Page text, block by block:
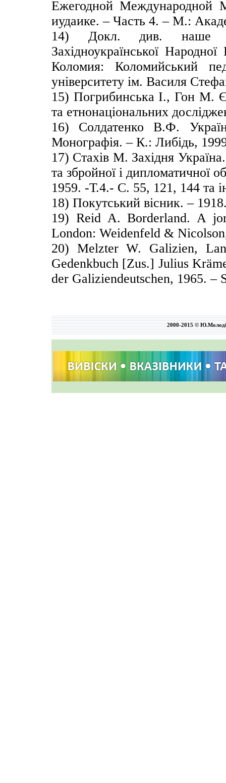
Ежегодной Международной
иудаике. – Часть 4. – М.:
14) Докл. див. наше
Західноукраїнської
Коломия: Коломийський
університету ім. Василя
15) Погрибинська І., Гон М.
та етнонаціональних
16) Солдатенко В.Ф.
Монографія. – К.: Либідь,
17) Стахів М. Західня
та збройної і дипломатичної
1959. -Т.4.- С. 55, 121, 144 та
18) Покутський вісник. –
19) Reid A. Borderland. A
London: Weidenfeld &
20) Melzter W. Galizien,
Gedenkbuch [Zus.] Julius
der Galiziendeutschen, 1965. –
2000-2015 ©